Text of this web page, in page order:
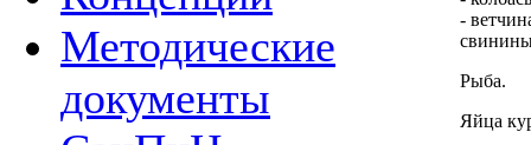
Методические
документы
-
Рыба.
Яйца